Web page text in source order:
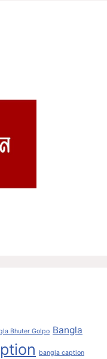
Bhuter Golpo Bangla
bangla caption